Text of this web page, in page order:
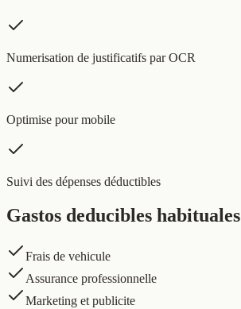
Numerisation de justificatifs par OCR
Optimise pour mobile
Suivi des dépenses déductibles
Gastos deducibles habituales
Frais de vehicule
Assurance professionnelle
Marketing et publicite